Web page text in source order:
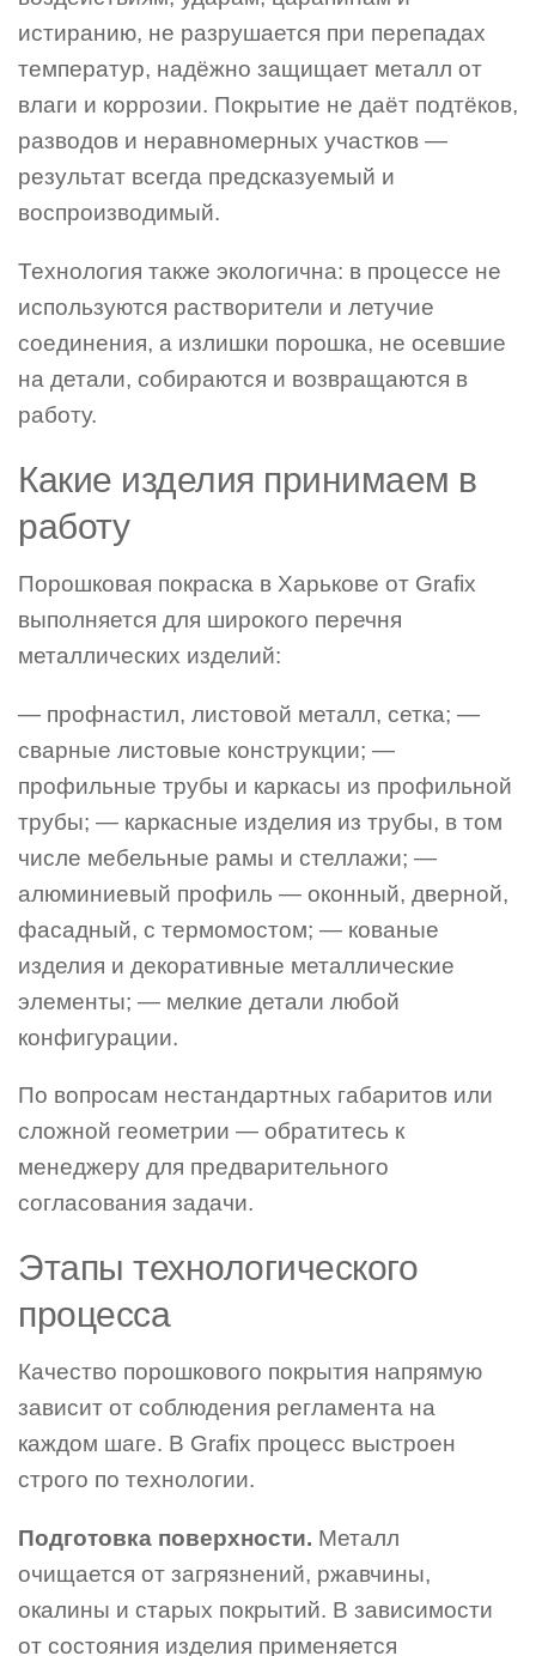
истиранию, не разрушается при перепадах
температур, надёжно защищает металл от
влаги и коррозии. Покрытие не даёт подтёков,
разводов и неравномерных участков —
результат всегда предсказуемый и
воспроизводимый.
Технология также экологична: в процессе не
используются растворители и летучие
соединения, а излишки порошка, не осевшие
на детали, собираются и возвращаются в
работу.
Какие изделия принимаем в
работу
Порошковая покраска в Харькове от Grafix
выполняется для широкого перечня
металлических изделий:
— профнастил, листовой металл, сетка; —
сварные листовые конструкции; —
профильные трубы и каркасы из профильной
трубы; — каркасные изделия из трубы, в том
числе мебельные рамы и стеллажи; —
алюминиевый профиль — оконный, дверной,
фасадный, с термомостом; — кованые
изделия и декоративные металлические
элементы; — мелкие детали любой
конфигурации.
По вопросам нестандартных габаритов или
сложной геометрии — обратитесь к
менеджеру для предварительного
согласования задачи.
Этапы технологического
процесса
Качество порошкового покрытия напрямую
зависит от соблюдения регламента на
каждом шаге. В Grafix процесс выстроен
строго по технологии.
Подготовка поверхности. Металл
очищается от загрязнений, ржавчины,
окалины и старых покрытий. В зависимости
от состояния изделия применяется